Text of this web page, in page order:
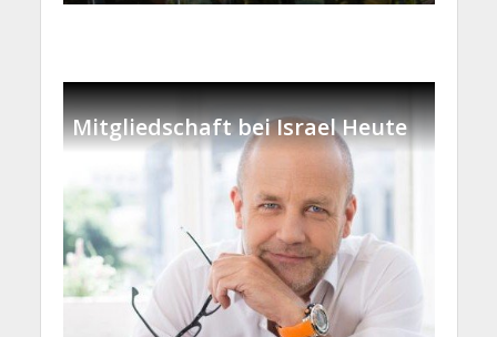
Mitgliedschaft bei Israel Heute